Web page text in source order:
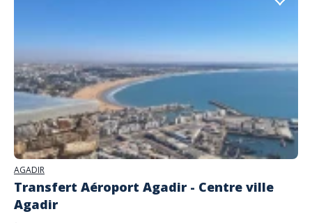
AGADIR
Transfert Aéroport Agadir - Centre ville
Agadir